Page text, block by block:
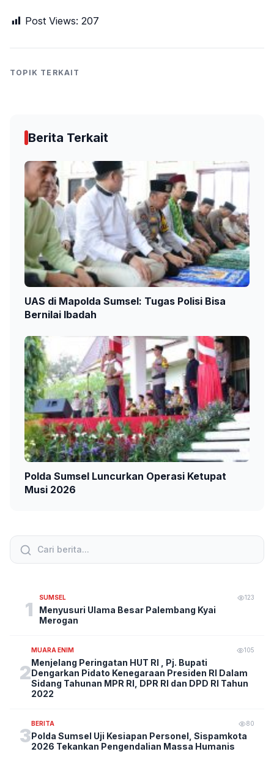
Post Views: 207
TOPIK TERKAIT
Berita Terkait
UAS di Mapolda Sumsel: Tugas Polisi Bisa
Bernilai Ibadah
Polda Sumsel Luncurkan Operasi Ketupat
Musi 2026
1
SUMSEL 123
Menyusuri Ulama Besar Palembang Kyai
Merogan
2
MUARA ENIM 105
Menjelang Peringatan HUT RI , Pj. Bupati
Dengarkan Pidato Kenegaraan Presiden RI Dalam
Sidang Tahunan MPR RI, DPR RI dan DPD RI Tahun
2022
3
BERITA 80
Polda Sumsel Uji Kesiapan Personel, Sispamkota
2026 Tekankan Pengendalian Massa Humanis